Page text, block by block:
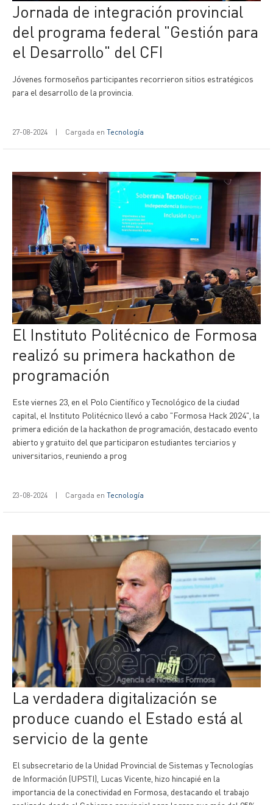
Jornada de integración provincial
del programa federal "Gestión para
el Desarrollo" del CFI
Jóvenes formoseños participantes recorrieron sitios estratégicos
para el desarrollo de la provincia.
27-08-2024 | Cargada en Tecnología
El Instituto Politécnico de Formosa
realizó su primera hackathon de
programación
Este viernes 23, en el Polo Científico y Tecnológico de la ciudad
capital, el Instituto Politécnico llevó a cabo "Formosa Hack 2024", la
primera edición de la hackathon de programación, destacado evento
abierto y gratuito del que participaron estudiantes terciarios y
universitarios, reuniendo a prog
23-08-2024 | Cargada en Tecnología
La verdadera digitalización se
produce cuando el Estado está al
servicio de la gente
El subsecretario de la Unidad Provincial de Sistemas y Tecnologías
de Información (UPSTI), Lucas Vicente, hizo hincapié en la
importancia de la conectividad en Formosa, destacando el trabajo